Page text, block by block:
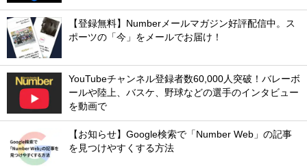
【登録無料】Numberメールマガジン好評配信中。ス
ポーツの「今」をメールでお届け！
YouTubeチャンネル登録者数60,000人突破！バレーボ
ールや陸上、バスケ、野球などの選手のインタビュー
を動画で
【お知らせ】Google検索で「Number Web」の記事
を見つけやすくする方法